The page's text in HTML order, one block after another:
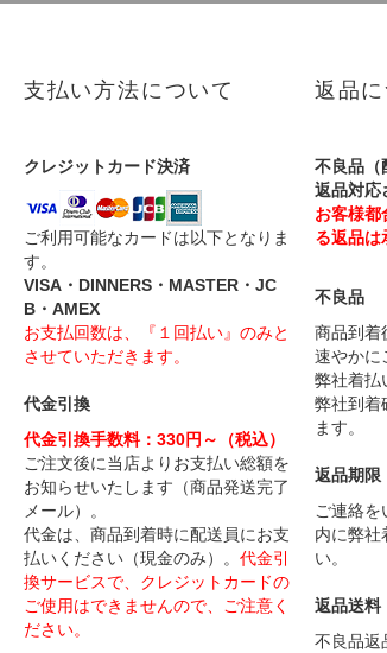
支払い方法について
クレジットカード決済
ご利用可能なカードは以下となりま
す。
VISA・DINNERS・MASTER・JC
B・AMEX
お支払回数は、『１回払い』のみと
させていただきます。
代金引換
代金引換手数料：330円～（税込）
ご注文後に当店よりお支払い総額を
お知らせいたします（商品発送完了
メール）。
代金は、商品到着時に配送員にお支
払いください（現金のみ）。 代金引
換サービスで、クレジットカードの
ご使用はできませんので、ご注意く
ださい。
返品
不良品（
返品対応
お客様都
る返品は
不良品
商品到着
速やかに
弊社着払
弊社到着
ます。
返品期限
ご連絡を
内に弊社
い。
返品送料
不良品返